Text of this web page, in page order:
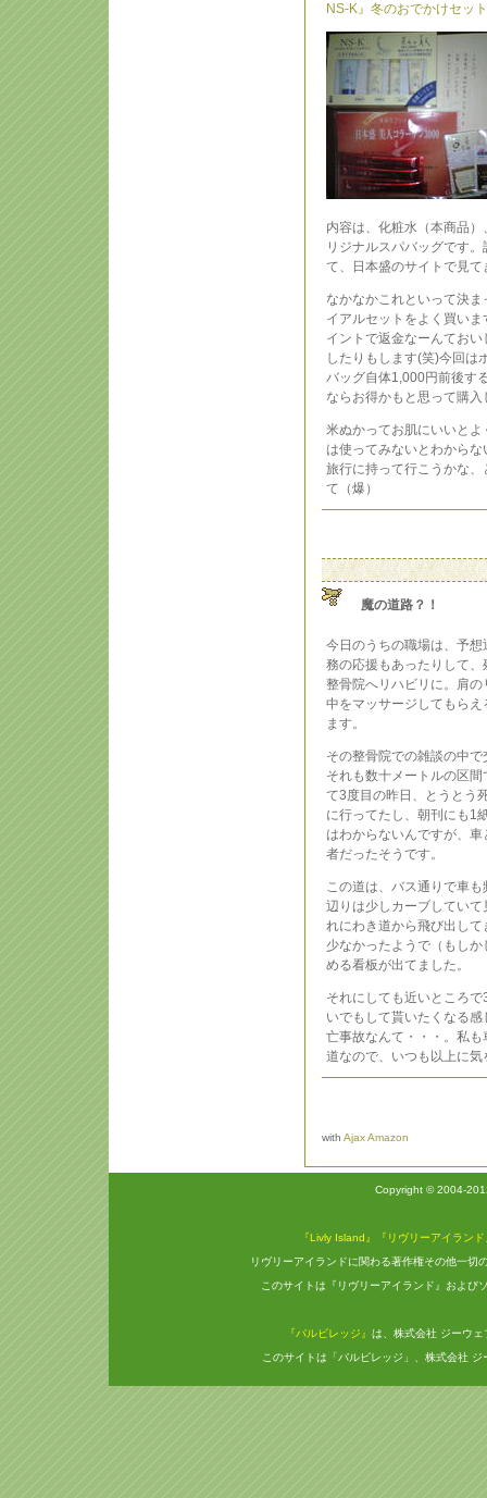
NS-K』冬のおでかけセット
内容は、化粧水（本商品
リジナルスパバッグです
て、日本盛のサイトで見
なかなかこれといって決
イアルセットをよく買い
イントで返金なーんてお
したりもします(笑)今回は
バッグ自体1,000円前後す
ならお得かもと思って購入
米ぬかってお肌にいいと
は使ってみないとわから
旅行に持って行こうかな
て（爆）
魔の道路？！
今日のうちの職場は、予
務の応援もあったりして
整骨院へリハビリに。肩
中をマッサージしてもら
ます。
その整骨院での雑談の中
それも数十メートルの区
て3度目の昨日、とうとう
に行ってたし、朝刊にも1
はわからないんですが、
者だったそうです。
この道は、バス通りで車
辺りは少しカーブしてい
れにわき道から飛び出し
少なかったようで（もし
める看板が出てました。
それにしても近いところ
いでもして貰いたくなる
亡事故なんて・・・。私
道なので、いつも以上に
with Ajax Amazon
Copyright © 2004-
『Livly Island』『リヴリーアイランド
リヴリーアイランドに関わる著作権その他一切
このサイトは『リヴリーアイランド』および
『バルビレッジ』 は、株式会社 ジーウ
このサイトは「バルビレッジ」、株式会社